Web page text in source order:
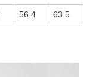
56.4 63.5